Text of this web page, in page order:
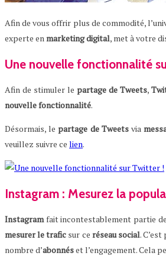
Afin de vous offrir plus de commodité,
experte enmarketingdigital, met à votre
Une nouvelle fonctionnalité
Afin de stimuler lepartage de Tweets,
nouvellefonctionnalité.
Désormais, lepartage de Tweetsvia
veuillez suivre ce lien.
Instagram : Mesurez la
Instagramfait incontestablement partie
mesurerletrafic sur ce réseau social.
nombre d’abonnéset l’engagement. Cela